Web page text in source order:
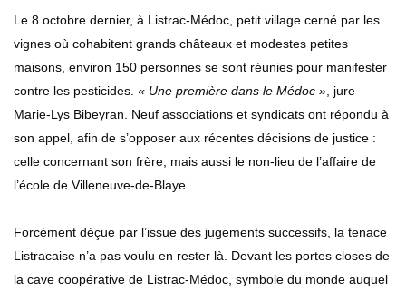
Le 8 octobre dernier, à Listrac-Médoc, petit village cerné par les
vignes où cohabitent grands châteaux et modestes petites
maisons, environ 150 personnes se sont réunies pour manifester
contre les pesticides. « Une première dans le Médoc » , jure
Marie-Lys Bibeyran. Neuf associations et syndicats ont répondu à
son appel, afin de s’opposer aux récentes décisions de justice :
celle concernant son frère, mais aussi le non-lieu de l’affaire de
l’école de Villeneuve-de-Blaye.
Forcément déçue par l’issue des jugements successifs, la tenace
Listracaise n’a pas voulu en rester là. Devant les portes closes de
la cave coopérative de Listrac-Médoc, symbole du monde auquel